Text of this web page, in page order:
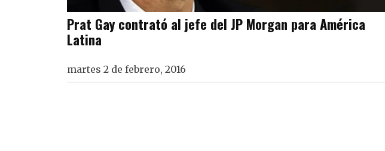
Prat Gay contrató al jefe del JP Morgan para América
Latina
martes 2 de febrero, 2016